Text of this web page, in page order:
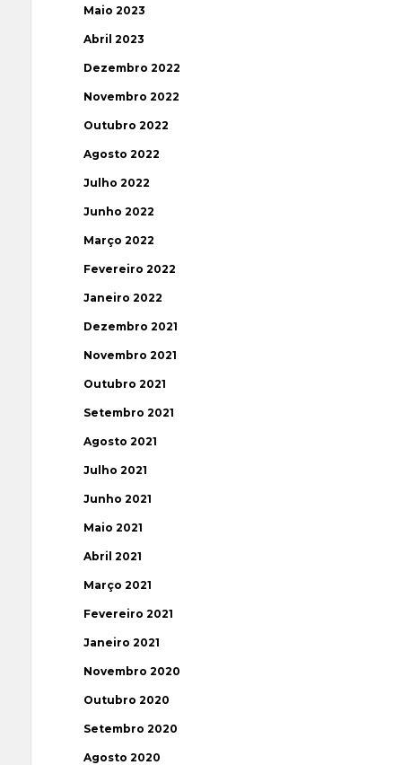
Maio 2023
Abril 2023
Dezembro 2022
Novembro 2022
Outubro 2022
Agosto 2022
Julho 2022
Junho 2022
Março 2022
Fevereiro 2022
Janeiro 2022
Dezembro 2021
Novembro 2021
Outubro 2021
Setembro 2021
Agosto 2021
Julho 2021
Junho 2021
Maio 2021
Abril 2021
Março 2021
Fevereiro 2021
Janeiro 2021
Novembro 2020
Outubro 2020
Setembro 2020
Agosto 2020